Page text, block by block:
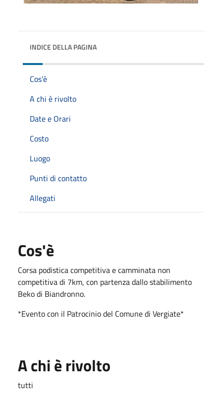
INDICE DELLA PAGINA
Cos'è
A chi è rivolto
Date e Orari
Costo
Luogo
Punti di contatto
Allegati
Cos'è
Corsa podistica competitiva e camminata non
competitiva di 7km, con partenza dallo stabilimento
Beko di Biandronno.
*Evento con il Patrocinio del Comune di Vergiate*
A chi è rivolto
tutti